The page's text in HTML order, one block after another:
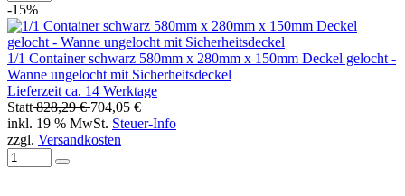
-15%
1/1 Container schwarz 580mm x 280mm x 150mm Deckel gelocht -
Wanne ungelocht mit Sicherheitsdeckel
Lieferzeit ca. 14 Werktage
Statt828,29 €704,05 €
inkl. 19 % MwSt. Steuer-Info
zzgl. Versandkosten